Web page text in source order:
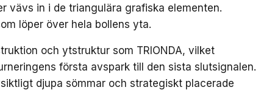
vävs in i de triangulära grafiska elementen.
löper över hela bollens yta.
och ytstruktur som TRIONDA, vilket
första avspark till den sista slutsignalen.
djupa sömmar och strategiskt placerade